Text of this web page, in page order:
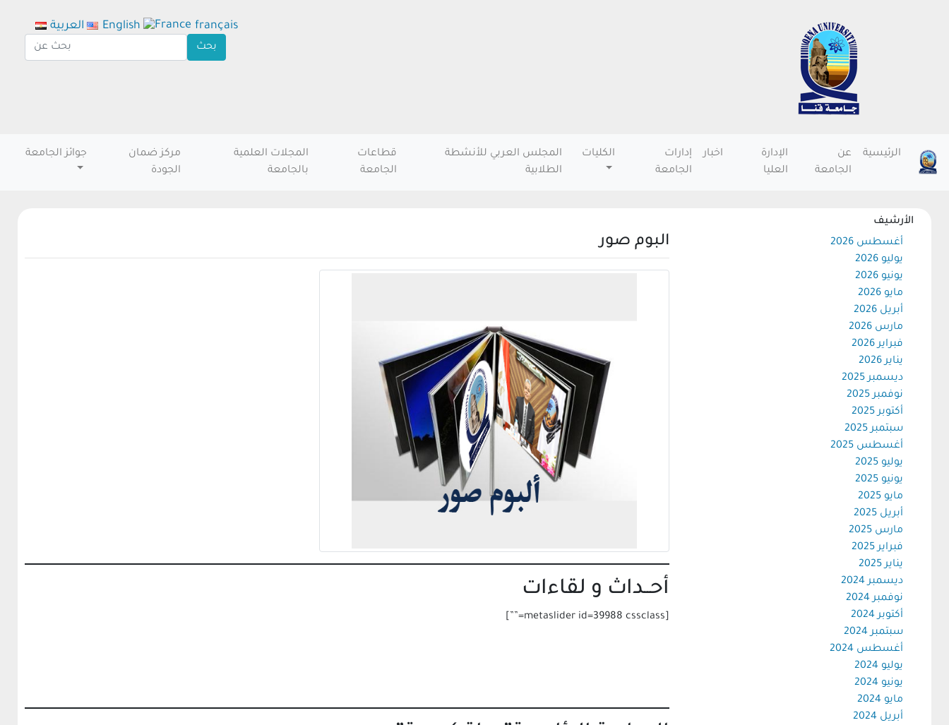
الرئيسية
عن
الجامعة
الإدارة
العليا
اخبار
إدارات
الجامعة
الكليات
المجلس العربي للأنشطة
الطلابية
قطاعات
الجامعة
المجلات العلمية
بالجامعة
مركز ضمان
الجودة
جوائز الجامعة
الأرشيف
أغسطس 2026
يوليو 2026
يونيو 2026
مايو 2026
أبريل 2026
مارس 2026
فبراير 2026
يناير 2026
ديسمبر 2025
نوفمبر 2025
أكتوبر 2025
سبتمبر 2025
أغسطس 2025
يوليو 2025
يونيو 2025
مايو 2025
أبريل 2025
مارس 2025
فبراير 2025
يناير 2025
ديسمبر 2024
نوفمبر 2024
أكتوبر 2024
سبتمبر 2024
أغسطس 2024
يوليو 2024
يونيو 2024
مايو 2024
أبريل 2024
البوم صور
أحــداث و لقاءات
[metaslider id=39988 cssclass=””]
العربية English français